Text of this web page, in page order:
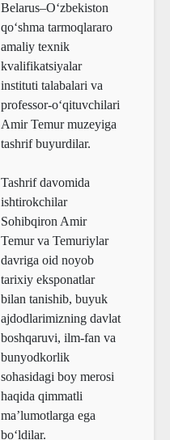
Belarus–O‘zbekiston
qo‘shma tarmoqlararo
amaliy texnik
kvalifikatsiyalar
instituti talabalari va
professor-o‘qituvchilari
Amir Temur muzeyiga
tashrif buyurdilar.
Tashrif davomida
ishtirokchilar
Sohibqiron Amir
Temur va Temuriylar
davriga oid noyob
tarixiy eksponatlar
bilan tanishib, buyuk
ajdodlarimizning davlat
boshqaruvi, ilm-fan va
bunyodkorlik
sohasidagi boy merosi
haqida qimmatli
ma’lumotlarga ega
bo‘ldilar.